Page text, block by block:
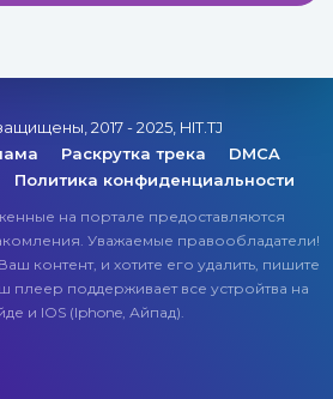
2017 - 2025, HIT.TJ
Раскрутка трека
DMCA
Политика конфиденциальности
на портале предоставляются
Уважаемые правообладатели!
контент, и хотите его удалить, пишите
плеер поддерживает все устройтва на
и IOS (Iphone, Айпад).